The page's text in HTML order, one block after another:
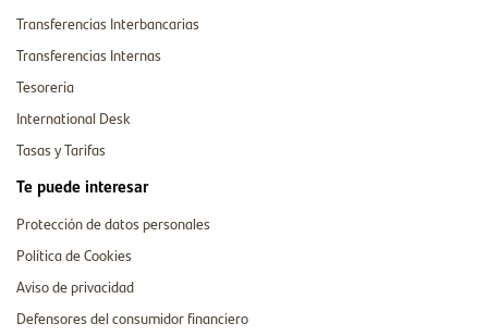
Transferencias Interbancarias
Transferencias Internas
Tesorería
International Desk
Tasas y Tarifas
Te puede interesar
Protección de datos personales
Política de Cookies
Aviso de privacidad
Defensores del consumidor financiero